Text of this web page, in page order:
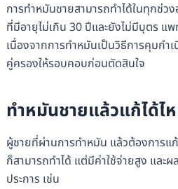
การทำหมันชายสามารถทำได้ในทุกช่
ที่มีอายุไม่เกิน 30 ปีและยังไม่มีบุตร แ
เนื่องจากการทำหมันเป็นวิธีการคุมกำ
คู่ครองให้รอบคอบก่อนตัดสินใจ
ทำหมันชายแล้วแก้ได้ไ
ผู้ชายที่ผ่านการทำหมัน แล้วต้องการ
ก็สามารถทำได้ แต่มีค่าใช้จ่ายสูง แล
ประการ เช่น